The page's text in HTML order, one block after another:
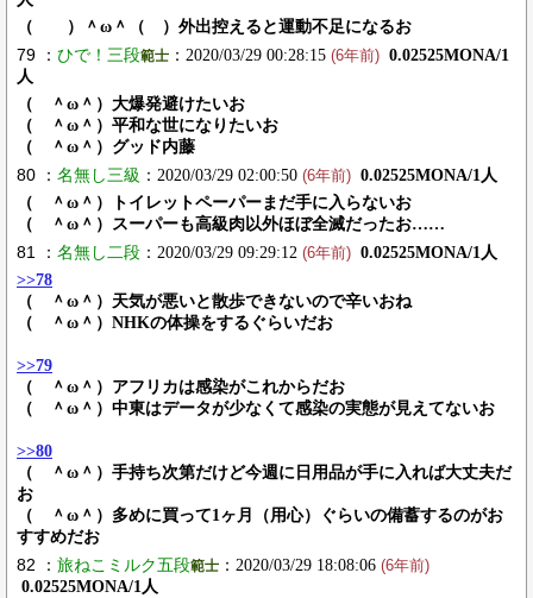
（ ）＾ω＾（ ）外出控えると運動不足になるお
79 ： ひで！三段範士 ：2020/03/29 00:28:15 (6年前) 0.02525MONA/1
人
（ ＾ω＾）大爆発避けたいお
（ ＾ω＾）平和な世になりたいお
（ ＾ω＾）グッド内藤
80 ： 名無し三級 ：2020/03/29 02:00:50 (6年前) 0.02525MONA/1人
（ ＾ω＾）トイレットペーパーまだ手に入らないお
（ ＾ω＾）スーパーも高級肉以外ほぼ全滅だったお……
81 ： 名無し二段 ：2020/03/29 09:29:12 (6年前) 0.02525MONA/1人
>>78
（ ＾ω＾）天気が悪いと散歩できないので辛いおね
（ ＾ω＾）NHKの体操をするぐらいだお
>>79
（ ＾ω＾）アフリカは感染がこれからだお
（ ＾ω＾）中東はデータが少なくて感染の実態が見えてないお
>>80
（ ＾ω＾）手持ち次第だけど今週に日用品が手に入れば大丈夫だ
お
（ ＾ω＾）多めに買って1ヶ月（用心）ぐらいの備蓄するのがお
すすめだお
82 ： 旅ねこミルク五段範士 ：2020/03/29 18:08:06 (6年前)
0.02525MONA/1人